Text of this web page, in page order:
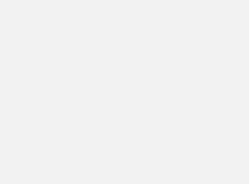
im Handwerk - Chancen,
(8.10., 16:00 Uhr)